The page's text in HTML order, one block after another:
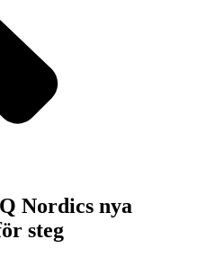
Nordics nya
steg